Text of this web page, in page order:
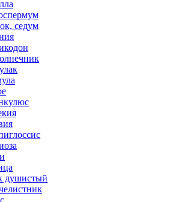
седум
душистый